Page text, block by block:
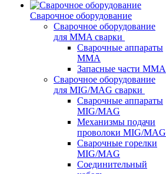
Сварочное оборудование
Сварочное оборудование
для MMA сварки
Сварочные аппараты
MMA
Запасные части MMA
Сварочное оборудование
для MIG/MAG сварки
Сварочные аппараты
MIG/MAG
Механизмы подачи
проволоки MIG/MAG
Сварочные горелки
MIG/MAG
Соединительный